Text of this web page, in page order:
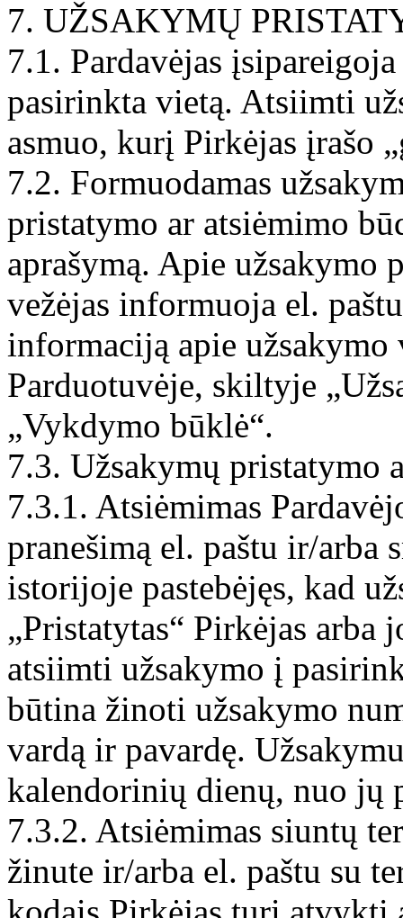
7. UŽSAKYMŲ
7.1. Pardavėjas
pasirinkta vietą. Atsiimti
asmuo, kurį Pirkėjas įrašo
7.2. Formuodamas
pristatymo ar atsiėmimo
aprašymą. Apie užsakymo
vežėjas informuoja el.
informaciją apie
Parduotuvėje, skiltyje
„Vykdymo būklė“.
7.3. Užsakymų pristatymo
7.3.1. Atsiėmimas
pranešimą el. paštu ir/arba
istorijoje pastebėjęs, kad
„Pristatytas“ Pirkėjas
atsiimti užsakymo į
būtina žinoti užsakymo
vardą ir pavardę.
kalendorinių dienų, nuo jų
7.3.2. Atsiėmimas siuntų
žinute ir/arba el. paštu su